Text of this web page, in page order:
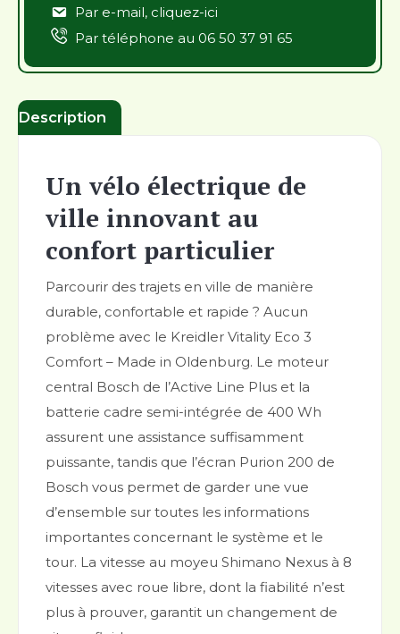
Par e-mail, cliquez-ici
Par téléphone au 06 50 37 91 65
Description
Un vélo électrique de
ville innovant au
confort particulier
Parcourir des trajets en ville de manière
durable, confortable et rapide ? Aucun
problème avec le Kreidler Vitality Eco 3
Comfort – Made in Oldenburg. Le moteur
central Bosch de l’Active Line Plus et la
batterie cadre semi-intégrée de 400 Wh
assurent une assistance suffisamment
puissante, tandis que l’écran Purion 200 de
Bosch vous permet de garder une vue
d’ensemble sur toutes les informations
importantes concernant le système et le
tour. La vitesse au moyeu Shimano Nexus à 8
vitesses avec roue libre, dont la fiabilité n’est
plus à prouver, garantit un changement de